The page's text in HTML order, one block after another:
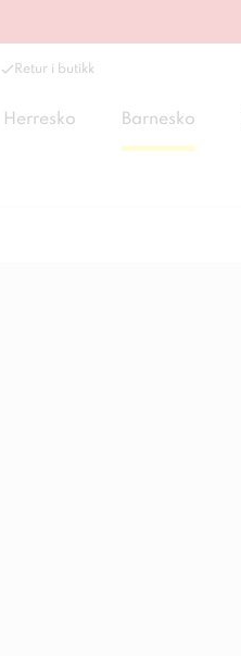
Retur i butikk
Herresko Barnesko